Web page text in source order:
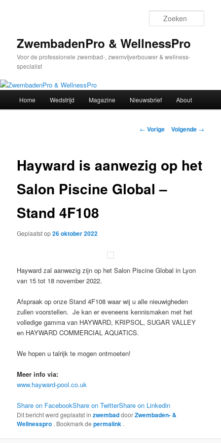
inhoudZwembadenPro & WellnessPro
Voor de professionele zwembad-, zwemvijverbouwer & wellness-
specialist
Home Wedstrijd Magazine Nieuwsbrief About
Bericht
← Vorige Volgende →
Hayward is aanwezig op het
Salon Piscine Global –
Stand 4F108
Geplaatst op26 oktober 2022
Hayward zal aanwezig zijn op het Salon Piscine Global in Lyon
van 15 tot 18 november 2022.
Afspraak op onze Stand 4F108 waar wij u alle nieuwigheden
zullen voorstellen. Je kan er eveneens kennismaken met het
volledige gamma van HAYWARD, KRIPSOL, SUGAR VALLEY
en HAYWARD COMMERCIAL AQUATICS.
We hopen u talrijk te mogen ontmoeten!
Meer info via:
www.hayward-pool.co.uk
Share on FacebookShare on TwitterShare on Linkedin
Dit bericht werd geplaatst inzwembaddoorZwembaden- &
Wellnesspro . Bookmark depermalink .